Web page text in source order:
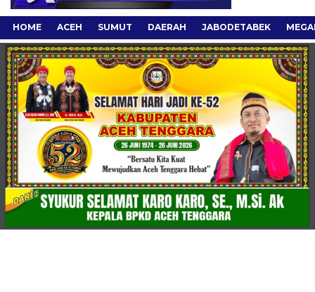
HOME ACEH SUMUT DAERAH JABODETABEK